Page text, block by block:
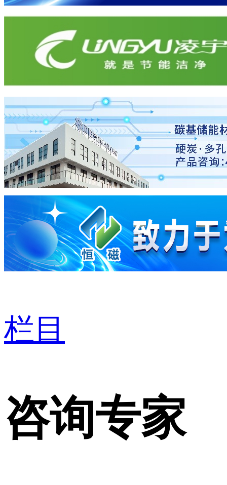
栏目
咨询专家